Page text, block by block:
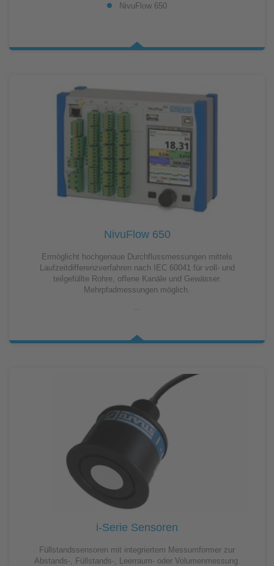
NivuFlow 650
NivuFlow 650
Ermöglicht hochgenaue Durchflussmessungen mittels
Laufzeitdifferenzverfahren nach IEC 60041 für voll- und
teilgefüllte Rohre, offene Kanäle und Gewässer.
Mehrpfadmessungen möglich.
i-Serie Sensoren
Füllstandssensoren mit integriertem Messumformer zur
Abstands-, Füllstands-, Leerraum- oder Volumenmessung.